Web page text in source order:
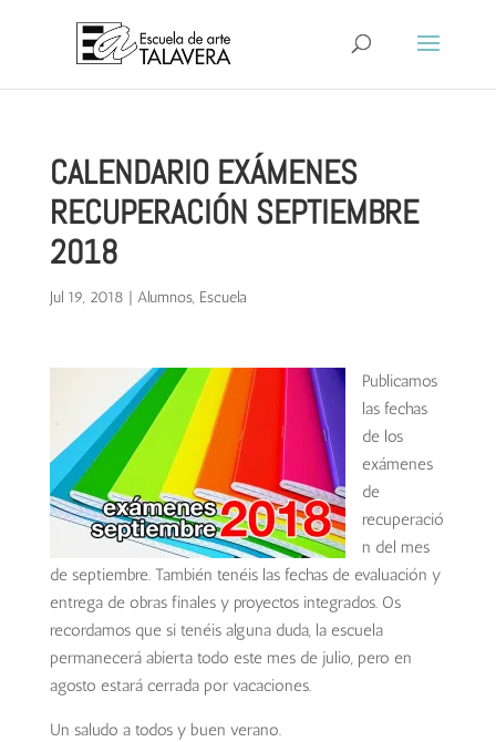
CALENDARIO EXÁMENES
RECUPERACIÓN SEPTIEMBRE
2018
Jul 19, 2018 | Alumnos, Escuela
Publicamos
las fechas
de los
exámenes
de
recuperació
n del mes
de septiembre. También tenéis las fechas de evaluación y
entrega de obras finales y proyectos integrados. Os
recordamosque si tenéis alguna duda, la escuela
permanecerá abierta todo este mes de julio, pero en
agosto estará cerrada por vacaciones.
Un saludo a todos y buen verano.